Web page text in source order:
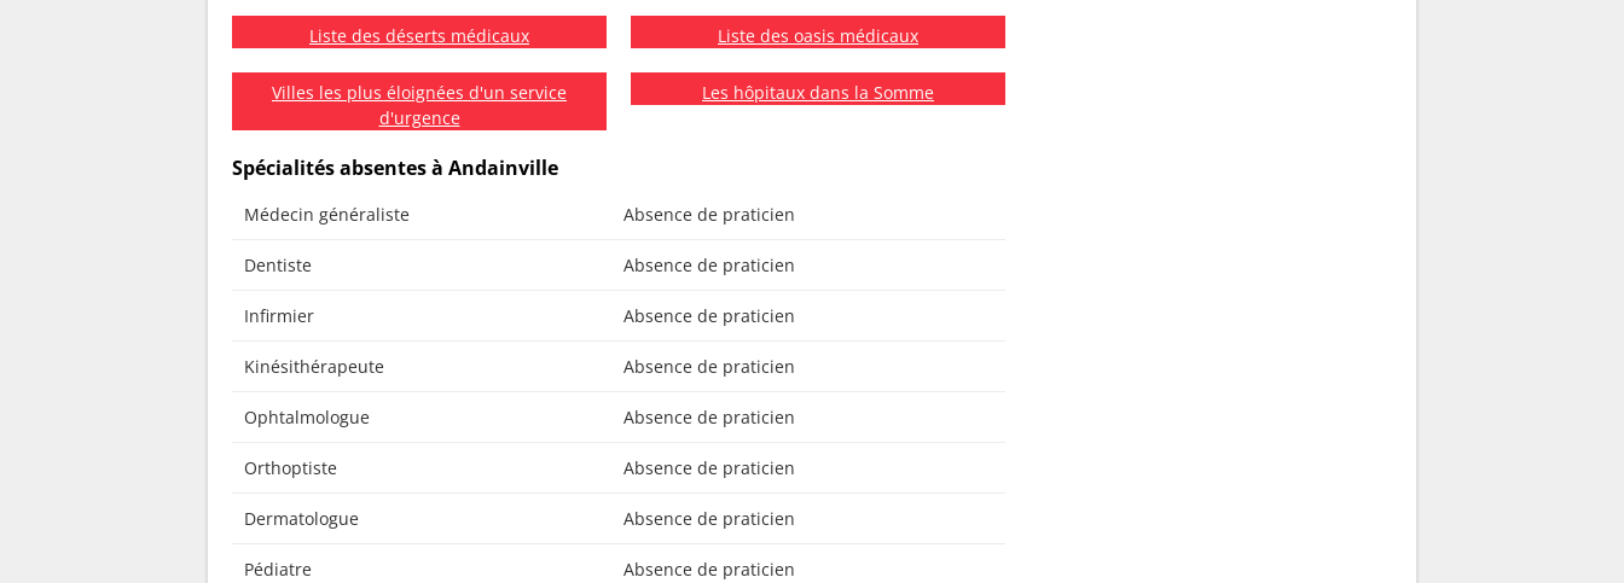
Liste des déserts médicaux Liste des oasis médicaux
Villes les plus éloignées d'un service
d'urgence
Les hôpitaux dans la Somme
Spécialités absentes à Andainville
Médecin généraliste Absence de praticien
Dentiste Absence de praticien
Infirmier Absence de praticien
Kinésithérapeute Absence de praticien
Ophtalmologue Absence de praticien
Orthoptiste Absence de praticien
Dermatologue Absence de praticien
Pédiatre Absence de praticien